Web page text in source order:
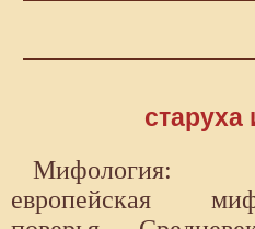
старуха
Мифология:
европейская